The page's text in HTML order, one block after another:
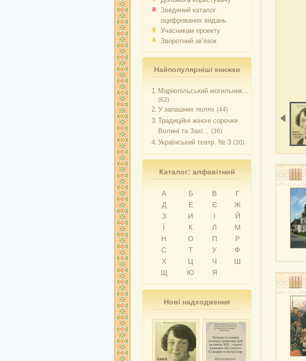
Зведений каталог
оцифрованих видань
Учасникам проекту
Зворотний зв’язок
Найпопулярніші книжки
1. Маріюпільський могильник...
(62)
2. У запашних полях (44)
3. Традиційні жіночі сорочки
Волині та Захі... (36)
4. Український театр. № 3 (30)
Каталог: алфавітний
А Б В
Г
Д
Е Є
Ж
З
И І
Й
Ї
К Л
М
Н
О П
Р
С
Т У
Ф
Х
Ц Ч
Ш
Щ
Ю Я
Нові надходження